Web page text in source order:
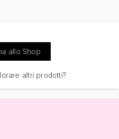
allo Shop
altri prodotti?